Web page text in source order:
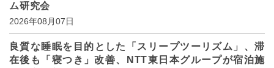
ム研究会
2026年08月07日
良質な睡眠を目的とした「スリープツーリズム」、滞
在後も「寝つき」改善、NTT東日本グループが宿泊施